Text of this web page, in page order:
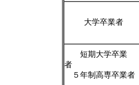
大学卒業者
短期大学卒業
者
５年制高専卒業者